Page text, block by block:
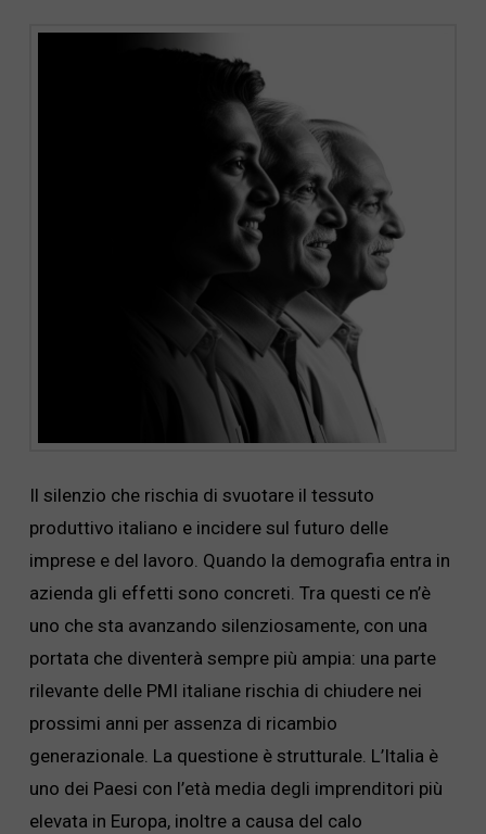
Il silenzio che rischia di svuotare il tessuto
produttivo italiano e incidere sul futuro delle
imprese e del lavoro. Quando la demografia entra in
azienda gli effetti sono concreti. Tra questi ce n’è
uno che sta avanzando silenziosamente, con una
portata che diventerà sempre più ampia: una parte
rilevante delle PMI italiane rischia di chiudere nei
prossimi anni per assenza di ricambio
generazionale. La questione è strutturale. L’Italia è
uno dei Paesi con l’età media degli imprenditori più
elevata in Europa, inoltre a causa del calo